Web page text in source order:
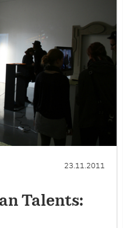
23.11.2011
Talents: